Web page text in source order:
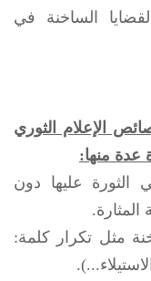
الساخنة في
الإعلام الثوري
عدة منها:
الثورة عليها دون
مثل تكرار كلمة: